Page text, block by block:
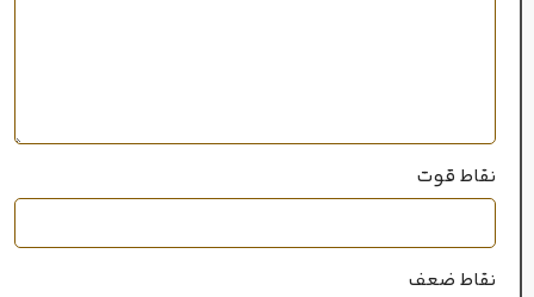
چوبی,شرقی
نقاط قوت
نقاط ضعف